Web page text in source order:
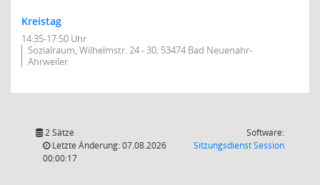
Kreistag
14:35-17:50 Uhr
Sozialraum, Wilhelmstr. 24 - 30, 53474 Bad Neuenahr-
Ahrweiler
2 Sätze
Letzte Änderung: 07.08.2026
00:00:17
Software:
SitzungsdienstSession(Wird in